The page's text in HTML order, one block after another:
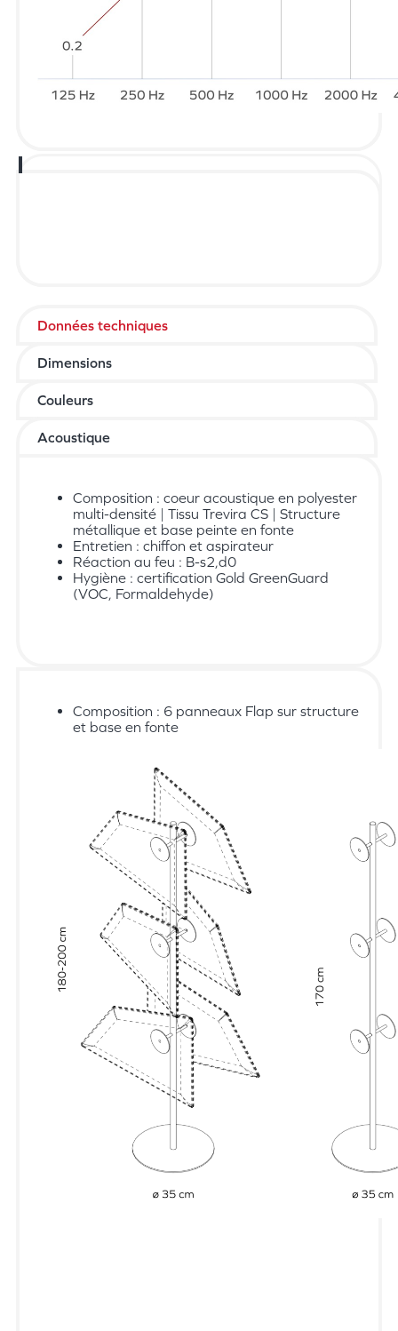
Données techniques
Dimensions
Couleurs
Acoustique
Composition : coeur acoustique en polyester
multi-densité | Tissu Trevira CS | Structure
métallique et base peinte en fonte
Entretien : chiffon et aspirateur
Réaction au feu : B-s2,d0
Hygiène : certification Gold GreenGuard
(VOC, Formaldehyde)
Composition : 6 panneaux Flap sur structure
et base en fonte